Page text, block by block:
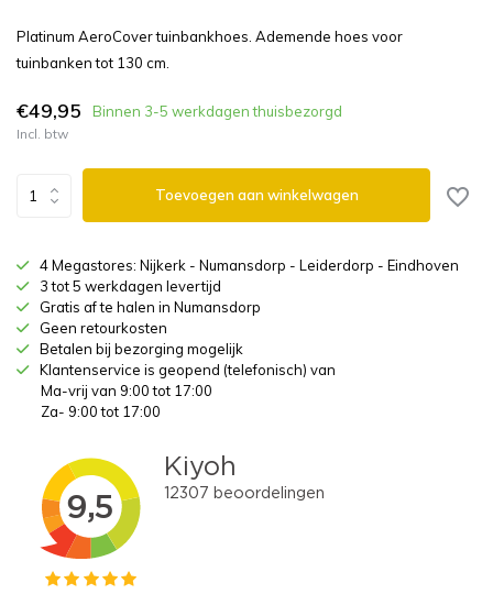
Platinum AeroCover tuinbankhoes. Ademende hoes voor
tuinbanken tot 130 cm.
€49,95 Binnen 3-5 werkdagen thuisbezorgd
Incl. btw
Toevoegen aan winkelwagen
4 Megastores: Nijkerk - Numansdorp - Leiderdorp - Eindhoven
3 tot 5 werkdagen levertijd
Gratis af te halen in Numansdorp
Geen retourkosten
Betalen bij bezorging mogelijk
Klantenservice is geopend (telefonisch) van
Ma-vrij van 9:00 tot 17:00
Za- 9:00 tot 17:00